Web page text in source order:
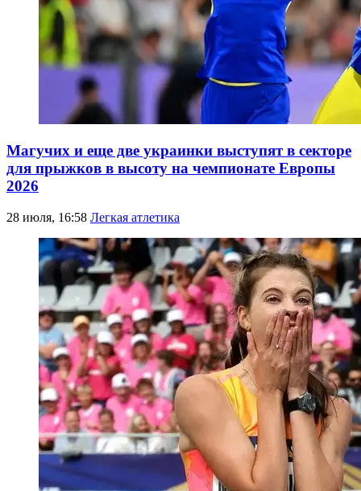
Магучих и еще две украинки выступят в секторе
для прыжков в высоту на чемпионате Европы
2026
28 июля, 16:58 Легкая атлетика